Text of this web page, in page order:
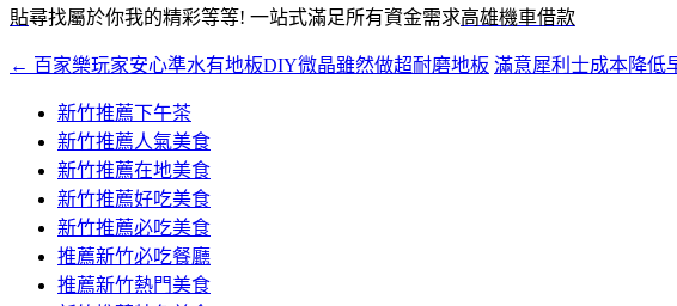
貼尋找屬於你我的精彩等等! 一站式滿足所有資金需求高雄機車借款
文
← 百家樂玩家安心準水有地板DIY微晶雖然做超耐磨地板 滿意犀利士成本降低
新竹推薦下午茶
新竹推薦人氣美食
新竹推薦在地美食
新竹推薦好吃美食
新竹推薦必吃美食
推薦新竹必吃餐廳
推薦新竹熱門美食